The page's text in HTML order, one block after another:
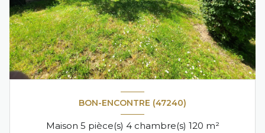
BON-ENCONTRE (47240)
Maison 5 pièce(s) 4 chambre(s) 120 m²